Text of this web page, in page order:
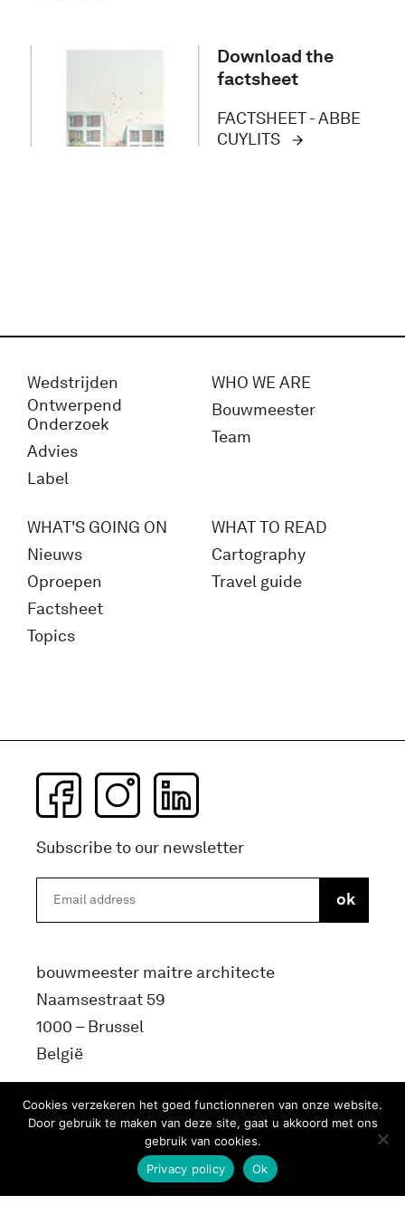
Download the
factsheet
FACTSHEET - ABBE
CUYLITS
Wedstrijden
Ontwerpend
Onderzoek
Advies
Label
WHO WE ARE
Bouwmeester
Team
WHAT'S GOING ON
Nieuws
Oproepen
Factsheet
Topics
WHAT TO READ
Cartography
Travel guide
Subscribe to our newsletter
bouwmeester maitre architecte
Naamsestraat 59
1000 – Brussel
België
info@bma.brussels
Cookies verzekeren het goed functionneren van onze website.
Door gebruik te maken van deze site, gaat u akkoord met ons
gebruik van cookies.
Ok
Privacy policy